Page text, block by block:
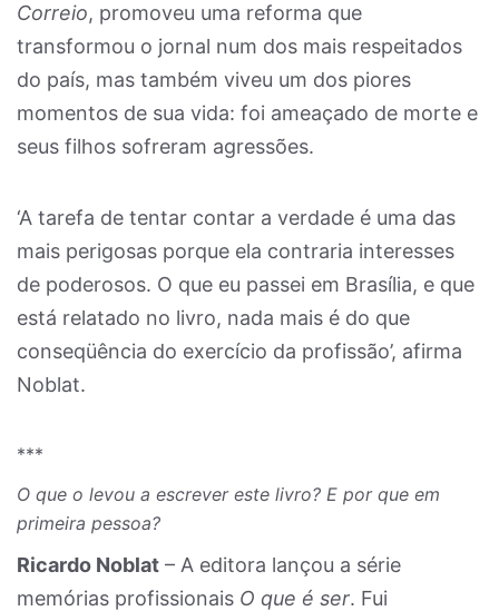
Correio, promoveu uma reforma que
transformou o jornal num dos mais respeitados
do país, mas também viveu um dos piores
momentos de sua vida: foi ameaçado de morte e
seus filhos sofreram agressões.
‘A tarefa de tentar contar a verdade é uma das
mais perigosas porque ela contraria interesses
de poderosos. O que eu passei em Brasília, e que
está relatado no livro, nada mais é do que
conseqüência do exercício da profissão’, afirma
Noblat.
***
O que o levou a escrever este livro? E por que em
primeira pessoa?
Ricardo Noblat – A editora lançou a série
memórias profissionais O que é ser. Fui